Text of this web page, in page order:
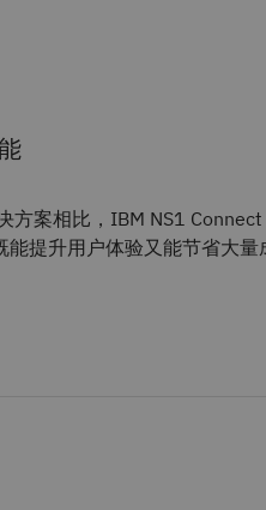
方案相比，IBM NS1 Connect
能提升用户体验又能节省大量